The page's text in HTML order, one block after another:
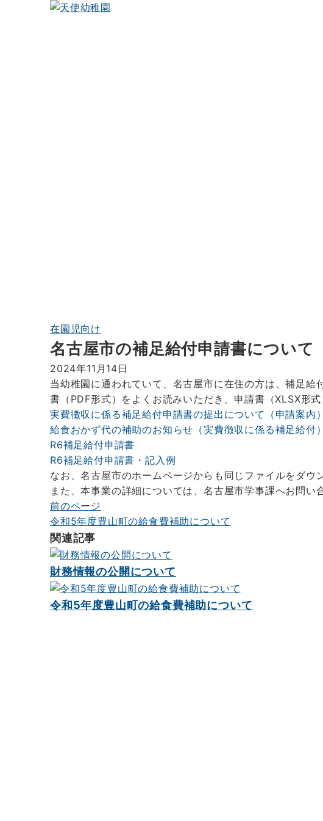
在園児向け
名古屋市の補足給付申請書について
2024年11月14日
当幼稚園に通われていて、名古屋市に在住の方は、補足
書（PDF形式）をよくお読みいただき、申請書（XLSX形
実費徴収に係る補足給付申請書の提出について（申請案内）
給食おかず代の補助のお知らせ（実費徴収に係る補足給付）
R6補足給付申請書
R6補足給付申請書・記入例
なお、名古屋市のホームページからも同じファイルをダウ
また、本事業の詳細については、名古屋市学事課へお問い
投
稿
ナ
ビ
ゲ
ー
前のページ
令和5年度豊山町の給食費補助について
関連記事
財務情報の公開について
令和5年度豊山町の給食費補助について